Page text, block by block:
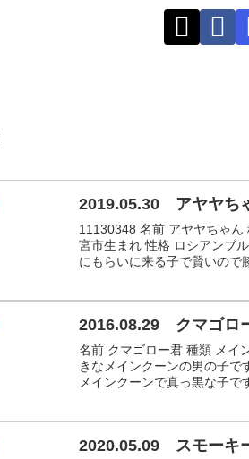
2019.05.30 アヤヤち
11130348 名前 アヤヤちゃ
宮市生まれ 性格 ロシアンブ
にもらいに来る子で賢いので
2016.08.29 クマゴロ
名前 クマゴロー君 種類 メ
きなメインクーンの男の子
メインクーンで真っ黒な子で
2020.05.09 スモーキ